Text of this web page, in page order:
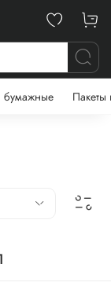
бумажные Пакеты